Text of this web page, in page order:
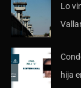
Lo
hija